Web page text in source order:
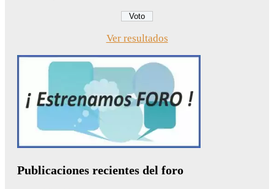
Ver resultados
Publicaciones recientes del foro